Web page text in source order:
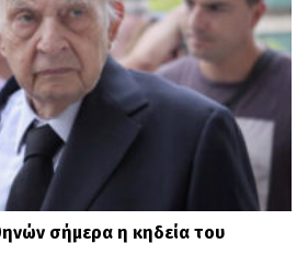
σήμερα η κηδεία του